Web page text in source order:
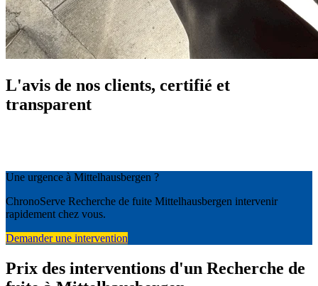
L'avis de nos clients, certifié et
transparent
Une urgence à Mittelhausbergen ?
ChronoServe Recherche de fuite Mittelhausbergen intervenir
rapidement chez vous.
Demander une intervention
Prix des interventions d'un Recherche de